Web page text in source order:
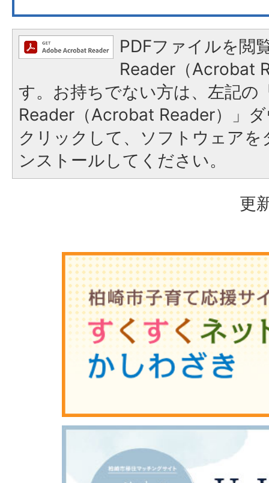
PDFファイルを閲
Reader（Acrobat
す。お持ちでない方は、左記の
Reader（Acrobat Reader）」
クリックして、ソフトウェア
ンストールしてください。
更